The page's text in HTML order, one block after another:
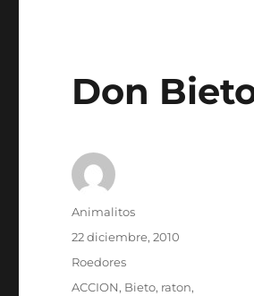
Don
Autor
Animalitos
Publicado
22 diciembre, 2010
Categorías
Roedores
Etiquetas
ACCION, Bieto, raton,